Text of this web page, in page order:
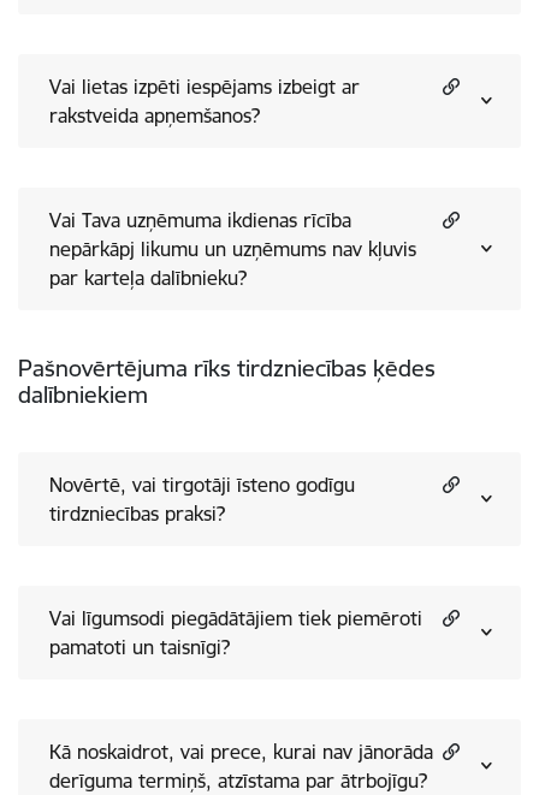
Vai lietas izpēti iespējams izbeigt ar
rakstveida apņemšanos?
Vai Tava uzņēmuma ikdienas rīcība
nepārkāpj likumu un uzņēmums nav kļuvis
par karteļa dalībnieku?
Pašnovērtējuma rīks tirdzniecības ķēdes
dalībniekiem
Novērtē, vai tirgotāji īsteno godīgu
tirdzniecības praksi?
Vai līgumsodi piegādātājiem tiek piemēroti
pamatoti un taisnīgi?
Kā noskaidrot, vai prece, kurai nav jānorāda
derīguma termiņš, atzīstama par ātrbojīgu?